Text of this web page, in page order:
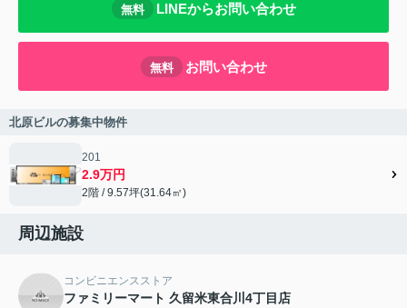
無料 LINEからお問い合わせ
無料 お問い合わせ
北原ビルの募集中物件
201
2.9万円
2階 / 9.57坪(31.64㎡)
周辺施設
コンビニエンスストア
ファミリーマート 久留米東合川4丁目店